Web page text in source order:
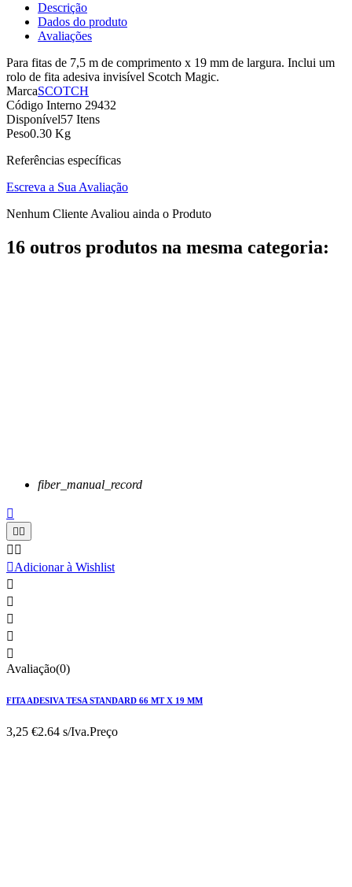
Descrição
Dados do produto
Avaliações
Para fitas de 7,5 m de comprimento x 19 mm de largura. Inclui um
rolo de fita adesiva invisível Scotch Magic.
MarcaSCOTCH
Código Interno 29432
Disponível57 Itens
Peso0.30 Kg
Referências específicas
Escreva a Sua Avaliação
Nenhum Cliente Avaliou ainda o Produto
16 outros produtos na mesma categoria:
fiber_manual_record

 
 
Adicionar à Wishlist





Avaliação(0)
FITA ADESIVA TESA STANDARD 66 MT X 19 MM
3,25 €2.64 s/Iva.Preço